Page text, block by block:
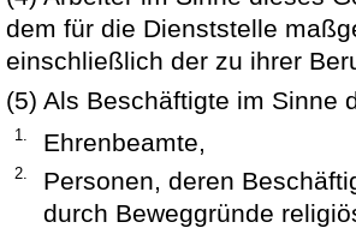
dem für die Dienststelle
einschließlich der zu ihrer
(5) Als Beschäftigte im Sinne
1. Ehrenbeamte,
2.
Personen, deren
durch Beweggründe